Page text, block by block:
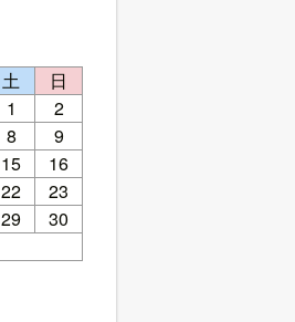
土
日
1
2
8
9
15
16
22
23
29
30